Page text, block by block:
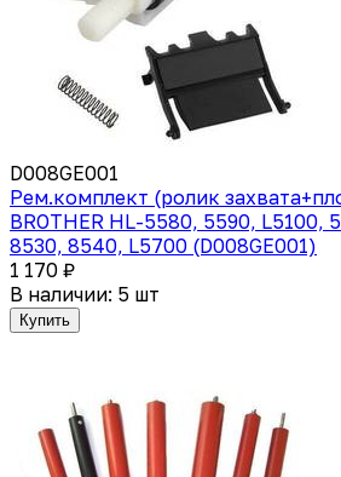
D008GE001
Рем.комплект (ролик
BROTHER HL-5580, 5590, L5100,
8530, 8540, L5700 (D008GE001)
1 170 ₽
В наличии: 5 шт
Купить